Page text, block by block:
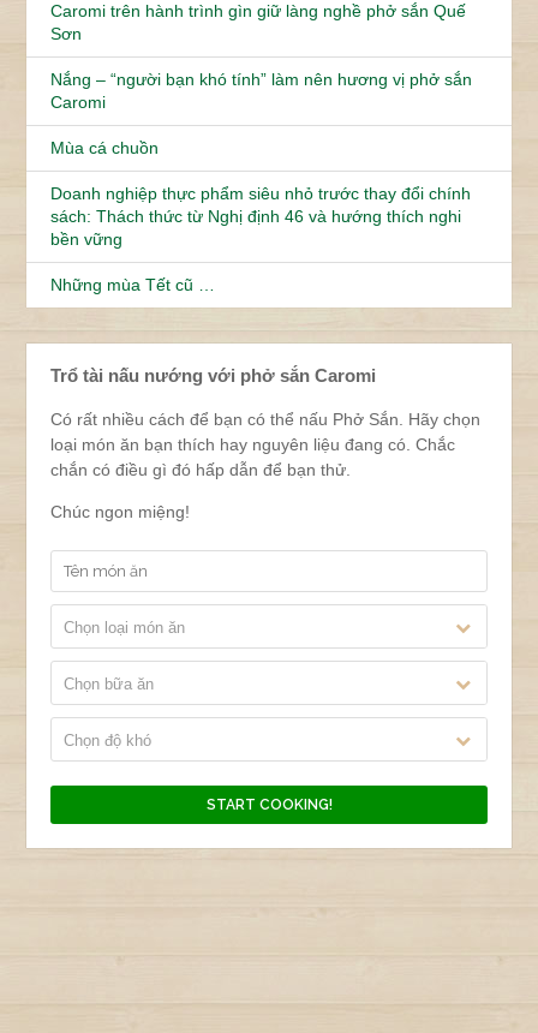
Caromi trên hành trình gìn giữ làng nghề phở sắn Quế
Sơn
Nắng – “người bạn khó tính” làm nên hương vị phở sắn
Caromi
Mùa cá chuồn
Doanh nghiệp thực phẩm siêu nhỏ trước thay đổi chính
sách: Thách thức từ Nghị định 46 và hướng thích nghi
bền vững
Những mùa Tết cũ …
Trổ tài nấu nướng với phở sắn Caromi
Có rất nhiều cách để bạn có thể nấu Phở Sắn. Hãy chọn
loại món ăn bạn thích hay nguyên liệu đang có. Chắc
chắn có điều gì đó hấp dẫn để bạn thử.
Chúc ngon miệng!
Chọn loại món ăn
Chọn bữa ăn
Chọn độ khó